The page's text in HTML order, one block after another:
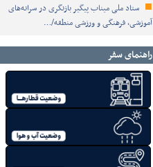
ستاد ملی میناب پیگیر بازنگری در سرانه‌های
آموزشی، فرهنگی و ورزشی منطقه/…
راهنمای سفر